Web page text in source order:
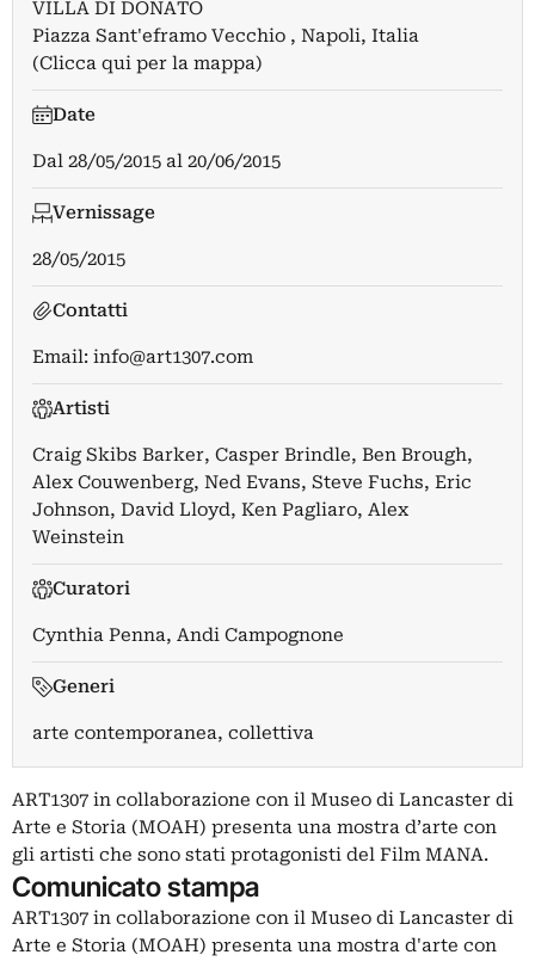
VILLA DI DONATO
Piazza Sant'eframo Vecchio , Napoli, Italia
(Clicca qui per la mappa)
Date
Dal 28/05/2015 al 20/06/2015
Vernissage
28/05/2015
Contatti
Email: info@art1307.com
Artisti
Craig Skibs Barker, Casper Brindle, Ben Brough,
Alex Couwenberg, Ned Evans, Steve Fuchs, Eric
Johnson, David Lloyd, Ken Pagliaro, Alex
Weinstein
Curatori
Cynthia Penna, Andi Campognone
Generi
arte contemporanea, collettiva
ART1307 in collaborazione con il Museo di Lancaster di
Arte e Storia (MOAH) presenta una mostra d’arte con
gli artisti che sono stati protagonisti del Film MANA.
Comunicato stampa
ART1307 in collaborazione con il Museo di Lancaster di
Arte e Storia (MOAH) presenta una mostra d'arte con